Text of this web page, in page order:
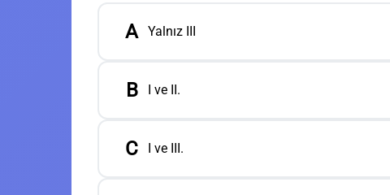
A Yalnız III
B I ve II.
C I ve III.